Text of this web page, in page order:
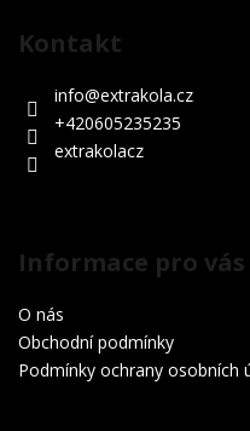
Kontakt
info@extrakola.cz
+420605235235
extrakolacz
Informace pro vás
O nás
Obchodní podmínky
Podmínky ochrany osobních